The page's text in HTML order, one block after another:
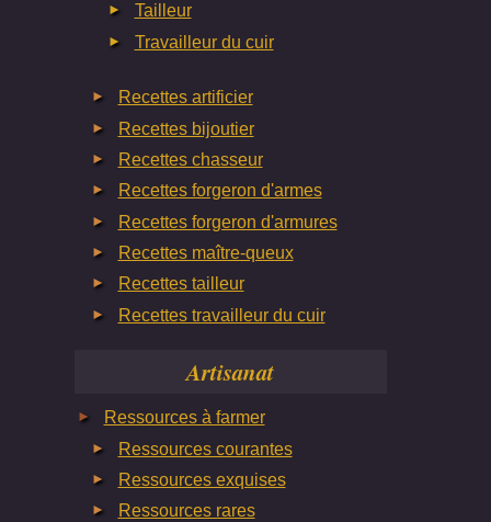
Tailleur
Travailleur du cuir
Recettes artificier
Recettes bijoutier
Recettes chasseur
Recettes forgeron d'armes
Recettes forgeron d'armures
Recettes maître-queux
Recettes tailleur
Recettes travailleur du cuir
Artisanat
Ressources à farmer
Ressources courantes
Ressources exquises
Ressources rares